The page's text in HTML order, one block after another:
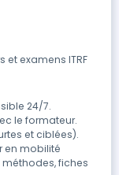
examens ITRF
24/7.
le formateur.
et ciblées).
en mobilité
méthodes, fiches